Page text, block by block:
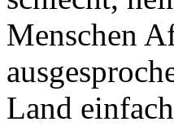
Menschen
Land